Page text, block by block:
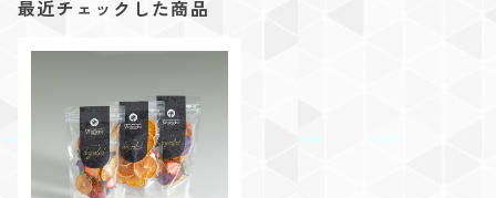
最近チェックした商品